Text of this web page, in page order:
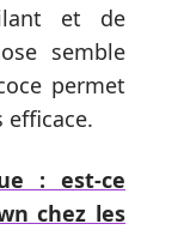
et de
semble
permet
efficace.
: est-ce
chez les